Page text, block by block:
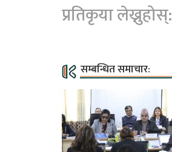
प्रतिकृया लेख्नुहोस्:
सम्बन्धित समाचार: